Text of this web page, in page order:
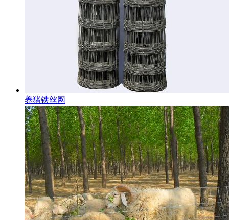
养猪铁丝网